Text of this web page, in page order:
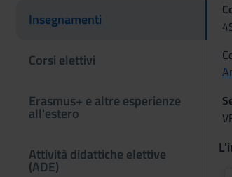
Insegnamenti
Corsi elettivi
Erasmus+ e altre esperienze
all'estero
Attività didattiche elettive
(ADE)